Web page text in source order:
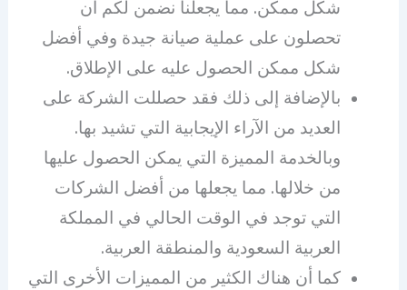
شكل ممكن. مما يجعلنا نضمن لكم أن
تحصلون على عملية صيانة جيدة وفي أفضل
شكل ممكن الحصول عليه على الإطلاق.
بالإضافة إلى ذلك فقد حصللت الشركة على
العديد من الآراء الإيجابية التي تشيد بها.
وبالخدمة المميزة التي يمكن الحصول عليها
من خلالها. مما يجعلها من أفضل الشركات
التي توجد في الوقت الحالي في المملكة
العربية السعودية والمنطقة العربية.
كما أن هناك الكثير من المميزات الأخرى التي